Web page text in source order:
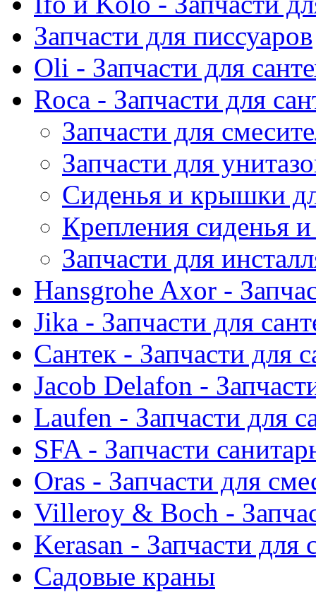
Запчасти для писсуаров
Oli - Запчасти для
Roca - Запчасти для
Запчасти для
Запчасти для
Сиденья и крышки
Крепления сиденья
Запчасти для
Hansgrohe Axor -
Jika - Запчасти для
Сантек - Запчасти для
Jacob Delafon -
Laufen - Запчасти для
SFA - Запчасти
Oras - Запчасти для
Villeroy & Boch -
Kerasan - Запчасти для
Садовые краны